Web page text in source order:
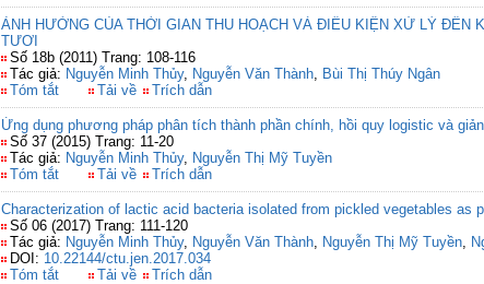
ẢNH HƯỞNG CỦA THỜI GIAN THU HOẠCH VÀ ĐIỀU KIỆN XỬ LÝ ĐẾN
TƯƠI
Số 18b (2011) Trang: 108-116
Tác giả: Nguyễn Minh Thủy, Nguyễn Văn Thành, Bùi Thị Thúy Ngân
Tóm tắt
Tải về Trích dẫn
Ứng dụng phương pháp phân tích thành phần chính, hồi quy logistic và
Số 37 (2015) Trang: 11-20
Tác giả: Nguyễn Minh Thủy, Nguyễn Thị Mỹ Tuyền
Tóm tắt
Tải về Trích dẫn
Characterization of lactic acid bacteria isolated from pickled vegetables as
Số 06 (2017) Trang: 111-120
Tác giả: Nguyễn Minh Thủy, Nguyễn Văn Thành, Nguyễn Thị Mỹ Tuyền,
DOI: 10.22144/ctu.jen.2017.034
Tóm tắt
Tải về Trích dẫn